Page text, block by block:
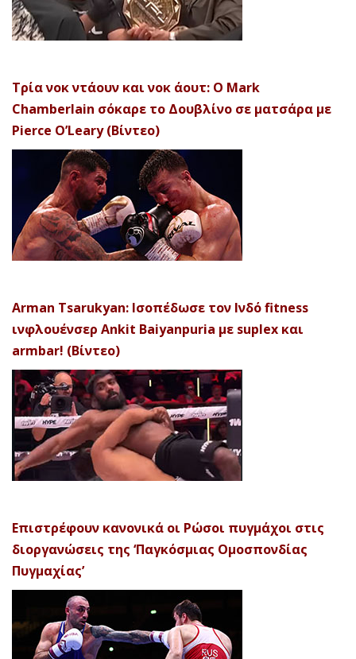
Τρία νοκ ντάουν και νοκ άουτ: Ο Mark
Chamberlain σόκαρε το Δουβλίνο σε ματσάρα με
Pierce O’Leary (Βίντεο)
Arman Tsarukyan: Ισοπέδωσε τον Ινδό fitness
ινφλουένσερ Ankit Baiyanpuria με suplex και
armbar! (Βίντεο)
Επιστρέφουν κανονικά οι Ρώσοι πυγμάχοι στις
διοργανώσεις της ‘Παγκόσμιας Ομοσπονδίας
Πυγμαχίας’